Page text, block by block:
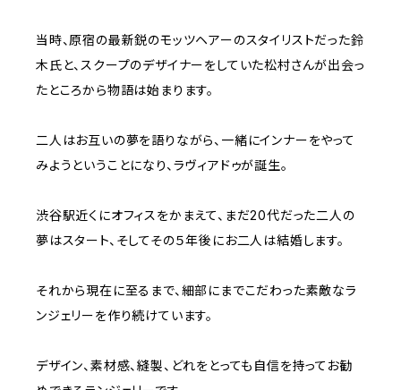
当時、原宿の最新鋭のモッツヘアーのスタイリストだった鈴
木氏と、スクープのデザイナーをしていた松村さんが出会っ
たところから物語は始まります。
二人はお互いの夢を語りながら、一緒にインナーをやって
みようということになり、ラヴィアドゥが誕生。
渋谷駅近くにオフィスをかまえて、まだ20代だった二人の
夢はスタート、そしてその５年後にお二人は結婚します。
それから現在に至るまで、細部にまでこだわった素敵なラ
ンジェリーを作り続けています。
デザイン、素材感、縫製、どれをとっても自信を持ってお勧